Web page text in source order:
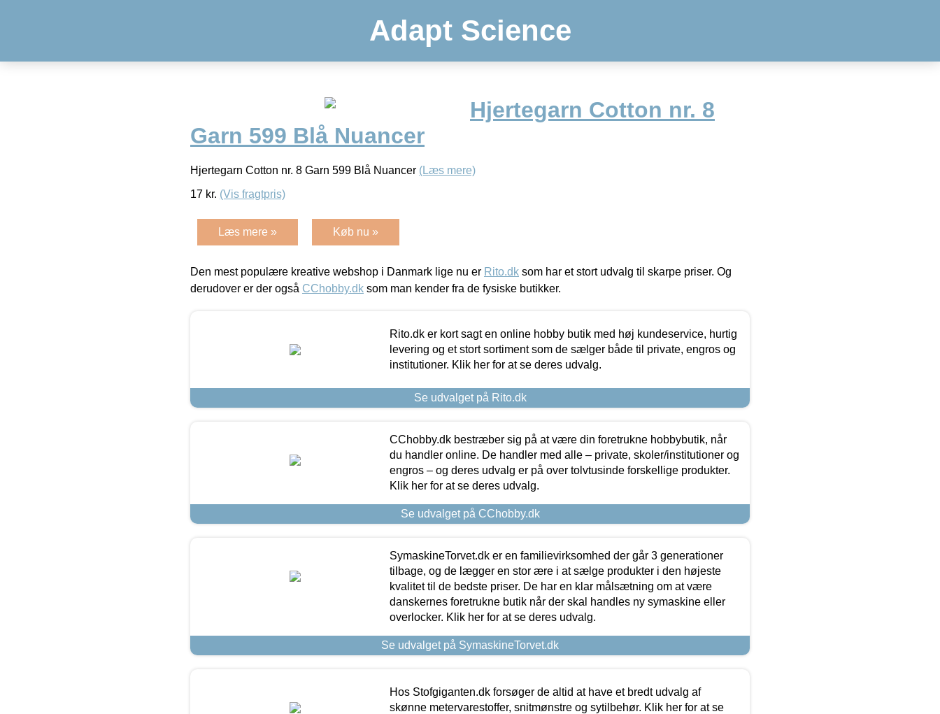
Adapt Science
Hjertegarn Cotton nr. 8
Garn 599 Blå Nuancer
Hjertegarn Cotton nr. 8 Garn 599 Blå Nuancer (Læs mere)
17 kr. (Vis fragtpris)
Læs mere » Køb nu »
Den mest populære kreative webshop i Danmark lige nu er Rito.dk som har et stort udvalg til skarpe priser. Og
derudover er der også CChobby.dk som man kender fra de fysiske butikker.
Rito.dk er kort sagt en online hobby butik med høj kundeservice, hurtig
levering og et stort sortiment som de sælger både til private, engros og
institutioner. Klik her for at se deres udvalg.
Se udvalget på Rito.dk
CChobby.dk bestræber sig på at være din foretrukne hobbybutik, når
du handler online. De handler med alle – private, skoler/institutioner og
engros – og deres udvalg er på over tolvtusinde forskellige produkter.
Klik her for at se deres udvalg.
Se udvalget på CChobby.dk
SymaskineTorvet.dk er en familievirksomhed der går 3 generationer
tilbage, og de lægger en stor ære i at sælge produkter i den højeste
kvalitet til de bedste priser. De har en klar målsætning om at være
danskernes foretrukne butik når der skal handles ny symaskine eller
overlocker. Klik her for at se deres udvalg.
Se udvalget på SymaskineTorvet.dk
Hos Stofgiganten.dk forsøger de altid at have et bredt udvalg af
skønne metervarestoffer, snitmønstre og sytilbehør. Klik her for at se